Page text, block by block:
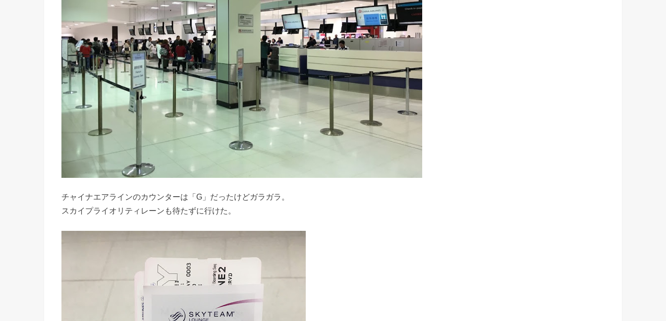
チャイナエアラインのカウンターは「G」だったけどガラガラ。
スカイプライオリティレーンも待たずに行けた。